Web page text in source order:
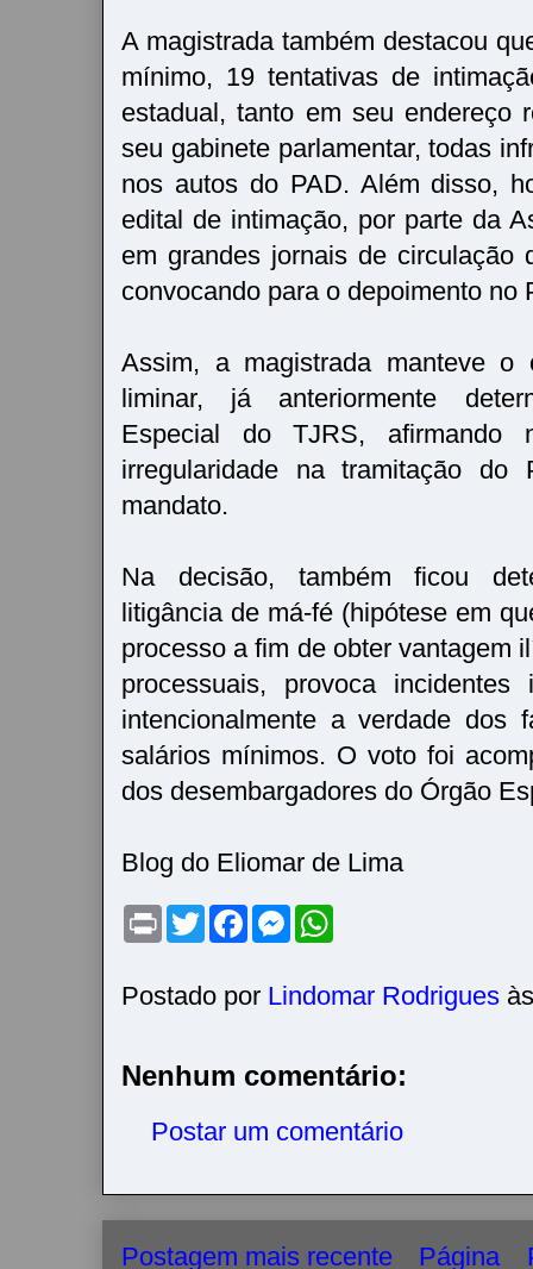
A magistrada também destacou
mínimo, 19 tentativas de
estadual, tanto em seu endereço
seu gabinete parlamentar, todas
nos autos do PAD. Além disso,
edital de intimação, por parte da
em grandes jornais de circulação
convocando para o depoimento no
Assim, a magistrada manteve o
liminar, já anteriormente
Especial do TJRS, afirmando
irregularidade na tramitação do
mandato.
Na decisão, também ficou
litigância de má-fé (hipótese em
processo a fim de obter vantagem
processuais, provoca incidentes
intencionalmente a verdade dos
salários mínimos. O voto foi
dos desembargadores do Órgão
Blog do Eliomar de Lima
P
t
T
w
t
e
F
a
b
o
M
e
e
n
r
s
A
Postado por Lindomar Rodrigues
Nenhum comentário:
Postar um comentário
Postagem mais recente Página